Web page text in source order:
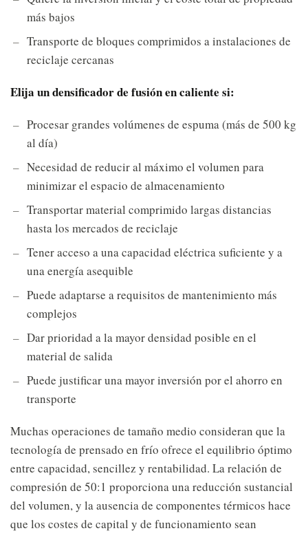
más bajos
Transporte de bloques comprimidos a instalaciones de
reciclaje cercanas
Elija un densificador de fusión en caliente si:
Procesar grandes volúmenes de espuma (más de 500 kg
al día)
Necesidad de reducir al máximo el volumen para
minimizar el espacio de almacenamiento
Transportar material comprimido largas distancias
hasta los mercados de reciclaje
Tener acceso a una capacidad eléctrica suficiente y a
una energía asequible
Puede adaptarse a requisitos de mantenimiento más
complejos
Dar prioridad a la mayor densidad posible en el
material de salida
Puede justificar una mayor inversión por el ahorro en
transporte
Muchas operaciones de tamaño medio consideran que la
tecnología de prensado en frío ofrece el equilibrio óptimo
entre capacidad, sencillez y rentabilidad. La relación de
compresión de 50:1 proporciona una reducción sustancial
del volumen, y la ausencia de componentes térmicos hace
que los costes de capital y de funcionamiento sean